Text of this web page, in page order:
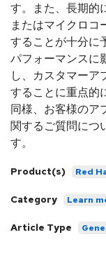
す。また、長期的
またはマイクロコ
することが十分に
パフォーマンスに
し、カスタマーア
することに重点的
同様、お客様のア
関するご質問につ
す。
Product(s) Red
Category Learn
Article Type